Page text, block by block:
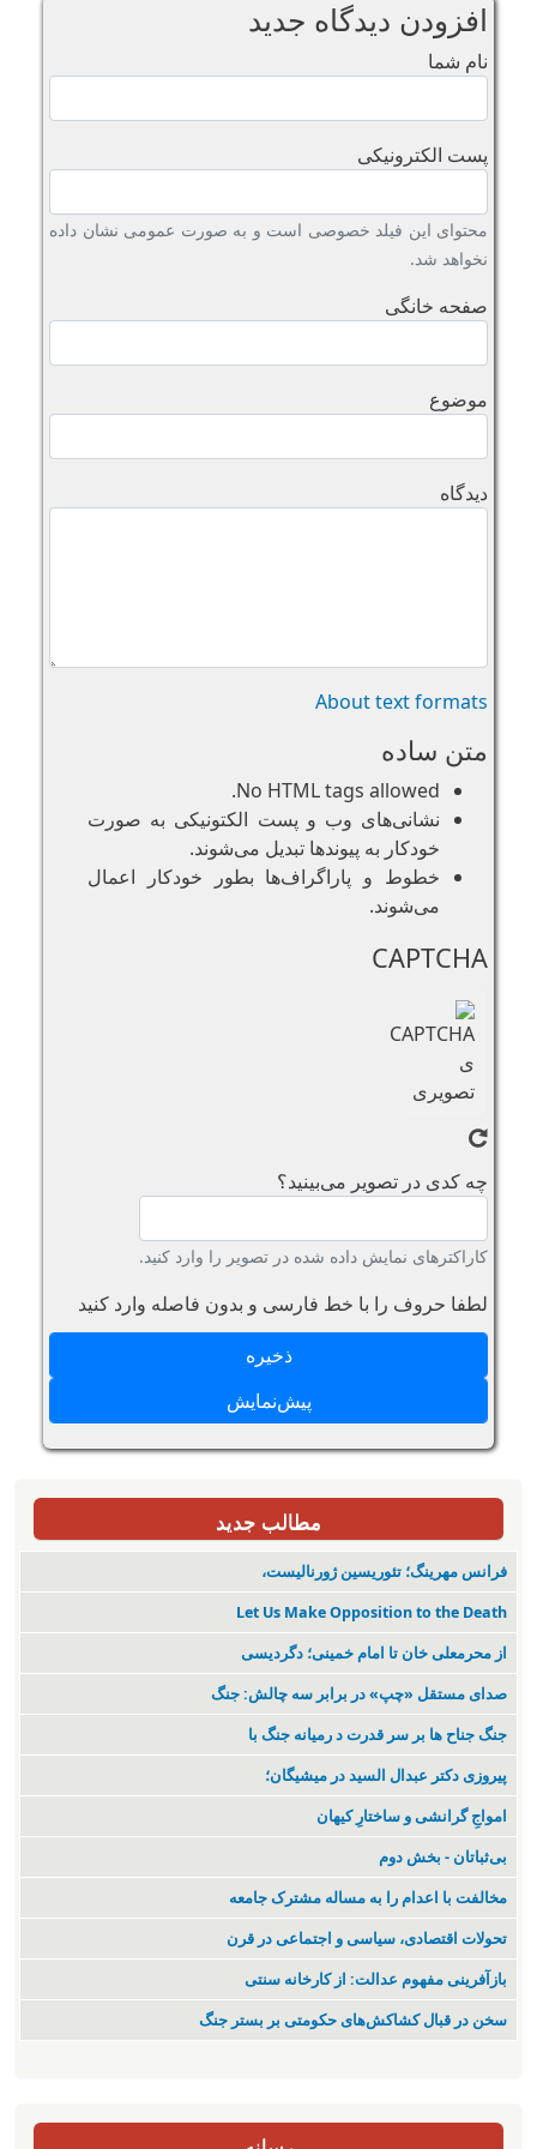
افزودن دیدگاه جدید
نام شما
پست الکترونیکی
محتوای این فیلد خصوصی است و به صورت عمومی نشان داده
نخواهد شد.
صفحه خانگی
موضوع
دیدگاه
About text formats
متن ساده
No HTML tags allowed.
نشانی‌های وب و پست الکتونیکی به صورت
خودکار به پیوند‌ها تبدیل می‌شوند.
خطوط و پاراگراف‌ها بطور خودکار اعمال
می‌شوند.
CAPTCHA
چه کدی در تصویر می‌بینید؟
کاراکترهای نمایش داده شده در تصویر را وارد کنید.
لطفا حروف را با خط فارسی و بدون فاصله وارد کنید
مطالب جدید
فرانس مهرینگ؛ تئوریسین ژورنالیست،
Let Us Make Opposition to the Death
از محرمعلی خان تا امام خمینی؛ دگردیسی
صدای مستقل «چپ» در برابر سه چالش: جنگ
جنگ جناح ها بر سر قدرت د رمیانە جنگ با
پیروزی دکتر عبدال السید در میشیگان؛
‌امواجِ گرانشی و ساختارِ کیهان
بی‌ثباتان - بخش دوم
مخالفت با اعدام را به مساله مشترک جامعه
تحولات اقتصادی، سیاسی و اجتماعی در قرن
بازآفرینی مفهوم عدالت: از کارخانه سنتی
سخن در قبال کشاکش‌های حکومتی بر بستر جنگ